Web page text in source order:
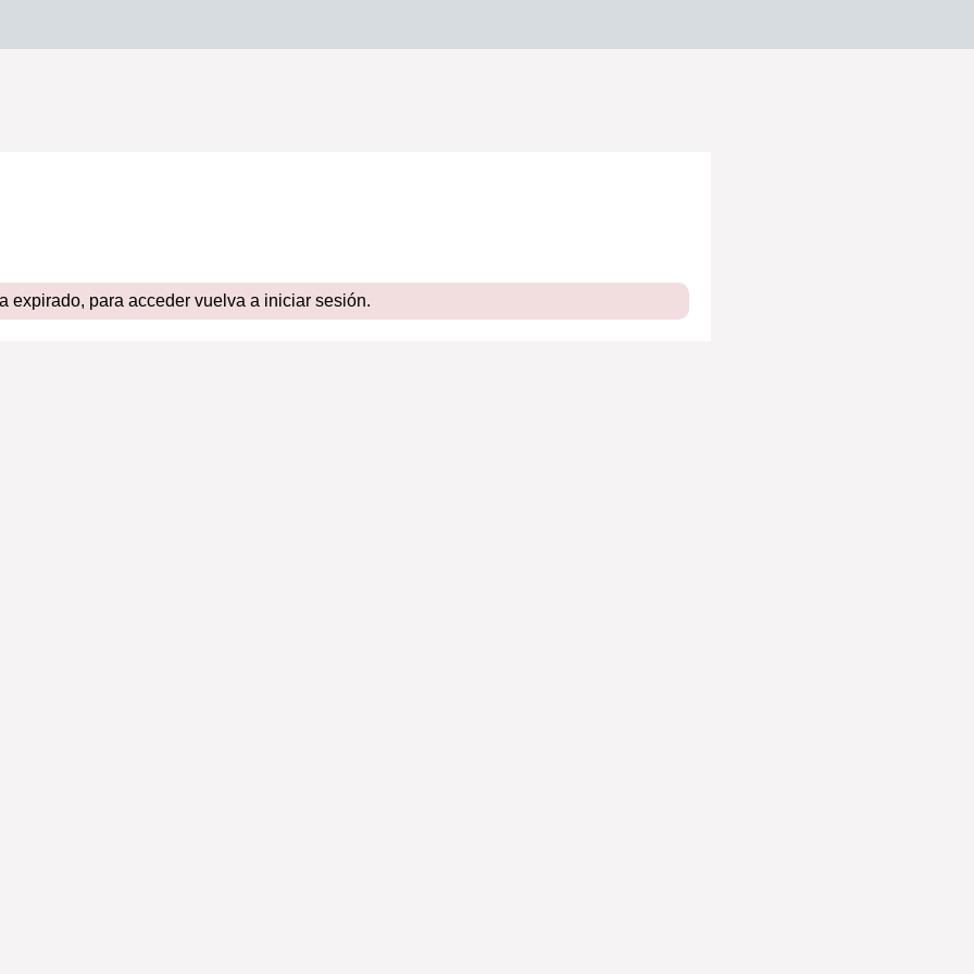
expirado, para acceder vuelva a iniciar sesión.